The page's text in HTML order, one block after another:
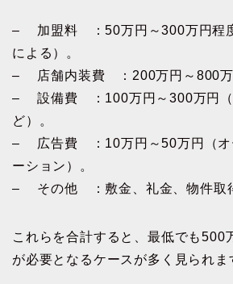
– 加盟料 ：50万円～300万円程
による）。
– 店舗内装費 ：200万円～800万
– 設備費 ：100万円～300万円（
ど）。
– 広告費 ：10万円～50万円（オ
ーション）。
– その他 ：敷金、礼金、物件取
これらを合計すると、最低でも500
が必要となるケースが多く見られま